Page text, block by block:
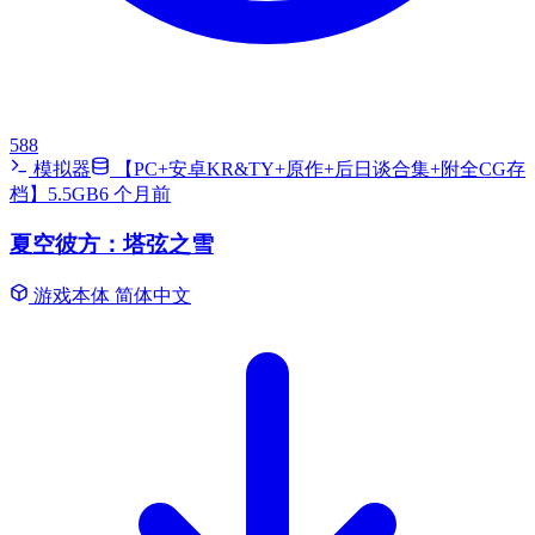
588
模拟器
【PC+安卓KR&TY+原作+后日谈合集+附全CG存
档】5.5GB6 个月前
夏空彼方：塔弦之雪
游戏本体 简体中文